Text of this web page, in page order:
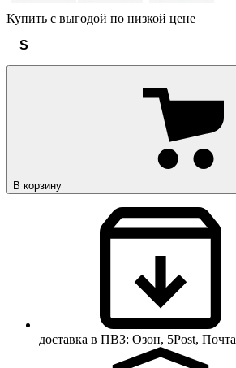
Купить с выгодой по низкой цене
S
В корзину
доставка в ПВЗ: Озон, 5Post, Почта